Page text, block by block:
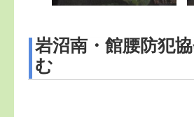
岩沼南・館腰防犯
む